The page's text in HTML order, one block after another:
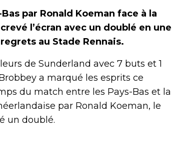
par Ronald Koeman face à la
l’écran avec un doublé en une
au Stade Rennais.
de Sunderland avec 7 buts et 1
a marqué les esprits ce
du match entre les Pays-Bas et la
par Ronald Koeman, le
un doublé.